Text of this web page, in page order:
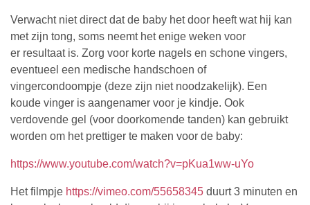
Verwacht niet direct dat de baby het door heeft wat hij kan
met zijn tong, soms neemt het enige weken voor
er resultaat is. Zorg voor korte nagels en schone vingers,
eventueel een medische handschoen of
vingercondoompje (deze zijn niet noodzakelijk). Een
koude vinger is aangenamer voor je kindje. Ook
verdovende gel (voor doorkomende tanden) kan gebruikt
worden om het prettiger te maken voor de baby:
https://www.youtube.com/watch?v=pKua1ww-uYo
Het filmpje https://vimeo.com/55658345 duurt 3 minuten en